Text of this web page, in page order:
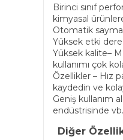
Birinci sınıf
kimyasal
Otomatik
Yüksek etki
Yüksek kalite–
kullanımı çok
Özellikler – Hız
kaydedin ve
Geniş kullanım
endüstrisinde vb.
Diğer